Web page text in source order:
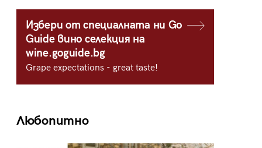
Избери от специалната ни Go
Guide вино селекция на
wine.goguide.bg
Grape expectations - great taste!
Любопитно